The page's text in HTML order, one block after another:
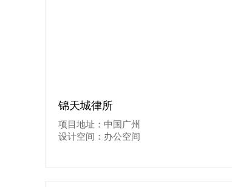
锦天城律所
项目地址：中国广州
设计空间：办公空间